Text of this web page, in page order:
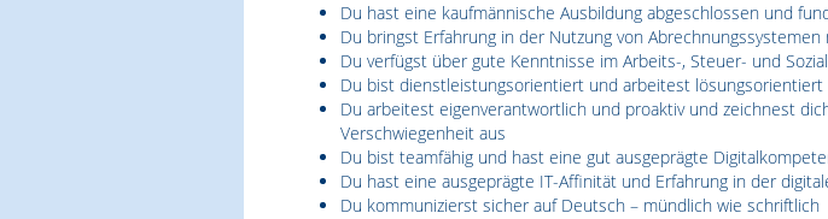
Du hast eine kaufmännische Ausbildung abgeschlossen und
Du bringst Erfahrung in der Nutzung von Abrechnungssystemen
Du verfügst über gute Kenntnisse im Arbeits-, Steuer- und
Du bist dienstleistungsorientiert und arbeitest lösungsorientiert
Du arbeitest eigenverantwortlich und proaktiv und zeichnest
Verschwiegenheit aus
Du bist teamfähig und hast eine gut ausgeprägte
Du hast eine ausgeprägte IT-Affinität und Erfahrung in der
Du kommunizierst sicher auf Deutsch – mündlich wie schriftlich